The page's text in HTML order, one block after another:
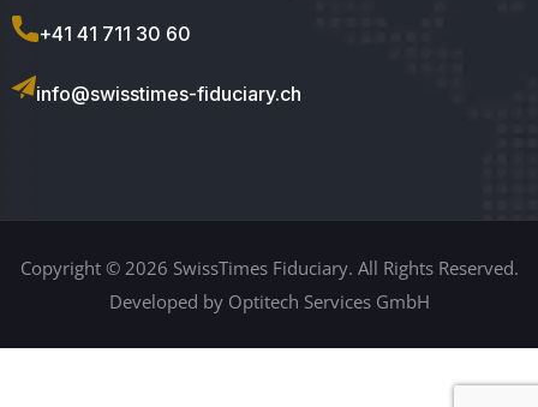
+41 41 711 30 60
info@swisstimes-fiduciary.ch
Copyright © 2026 SwissTimes Fiduciary. All Rights Reserved.
Developed by Optitech Services GmbH